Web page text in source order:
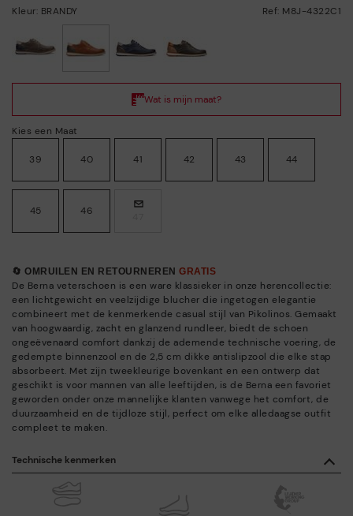
Kleur: BRANDY Ref: M8J-4322C1
Kies een Maat
39 40 41 42 43 44
45 46
🔄 OMRUILEN EN RETOURNEREN GRATIS
De Berna veterschoen is een ware klassieker in onze herencollectie:
een lichtgewicht en veelzijdige blucher die ingetogen elegantie
combineert met de kenmerkende casual stijl van Pikolinos. Gemaakt
van hoogwaardig, zacht en glanzend rundleer, biedt de schoen
ongeëvenaard comfort dankzij de ademende technische voering, de
gedempte binnenzool en de 2,5 cm dikke antislipzool die elke stap
absorbeert. Met zijn tweekleurige bovenkant en een ontwerp dat
geschikt is voor mannen van alle leeftijden, is de Berna een favoriet
geworden onder onze mannelijke klanten vanwege het comfort, de
duurzaamheid en de tijdloze stijl, perfect om elke alledaagse outfit
compleet te maken.
Technische kenmerken